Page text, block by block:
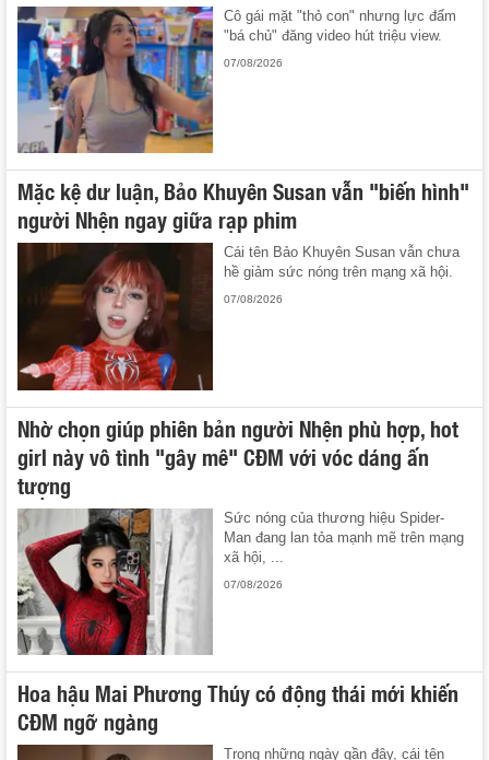
Cô gái mặt "thỏ con" nhưng lực đấm
"bá chủ" đăng video hút triệu view.
07/08/2026
Mặc kệ dư luận, Bảo Khuyên Susan vẫn "biến hình"
người Nhện ngay giữa rạp phim
Cái tên Bảo Khuyên Susan vẫn chưa
hề giảm sức nóng trên mạng xã hội.
07/08/2026
Nhờ chọn giúp phiên bản người Nhện phù hợp, hot
girl này vô tình "gây mê" CĐM với vóc dáng ấn
tượng
Sức nóng của thương hiệu Spider-
Man đang lan tỏa mạnh mẽ trên mạng
xã hội, ...
07/08/2026
Hoa hậu Mai Phương Thúy có động thái mới khiến
CĐM ngỡ ngàng
Trong những ngày gần đây, cái tên